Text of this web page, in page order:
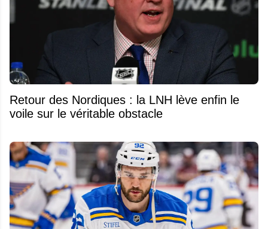
Retour des Nordiques : la LNH lève enfin le
voile sur le véritable obstacle